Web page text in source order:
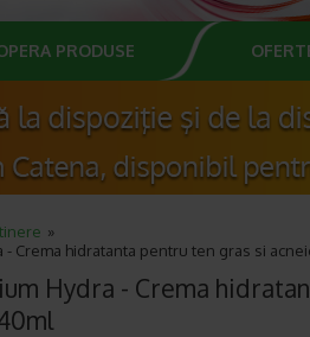
PRODUSE
- Crema hidratanta pentru ten gras si
Hydra - Crema